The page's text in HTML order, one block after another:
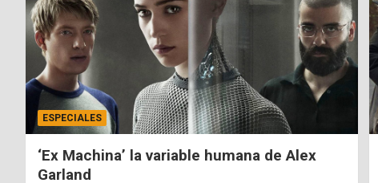
ESPECIALES
‘Ex Machina’ la variable humana de Alex
Garland